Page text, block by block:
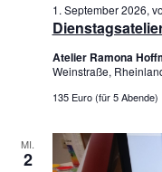
1. September 2026,
Atelier Ramona
Weinstraße,
135 Euro (für 5 Abende)
MI.
2